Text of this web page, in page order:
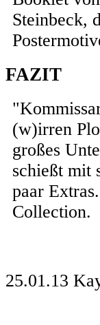
Steinbeck,
FAZIT
(w)irren
großes
schießt mit
paar
Collection.
25.01.13